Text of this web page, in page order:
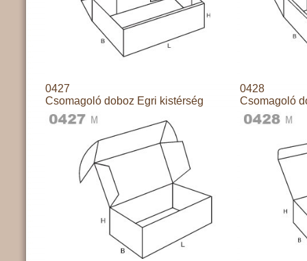
0427
Csomagoló doboz Egri kistérség
0428
Csomagoló